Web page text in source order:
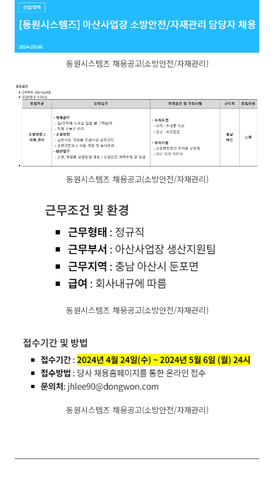
동원시스템즈 채용공고(소방안전/자재관리)
동원시스템즈 채용공고(소방안전/자재관리)
동원시스템즈 채용공고(소방안전/자재관리)
동원시스템즈 채용공고(소방안전/자재관리)